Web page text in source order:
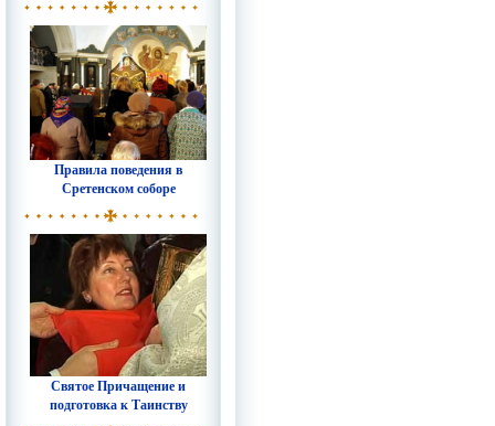
Правила поведения в
Сретенском соборе
Святое Причащение и
подготовка к Таинству